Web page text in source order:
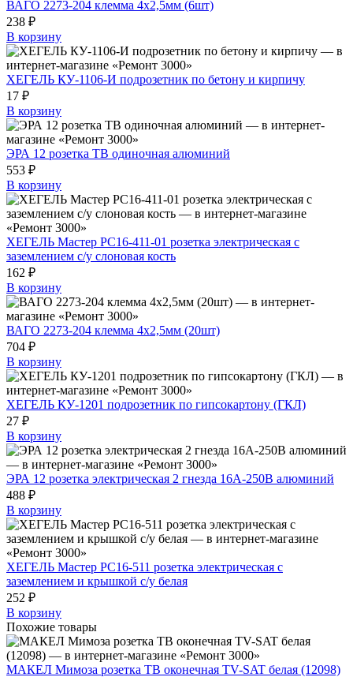
ВАГО 2273-204 клемма 4х2,5мм (6шт)
238 ₽
В корзину
ХЕГЕЛЬ КУ-1106-И подрозетник по бетону и кирпичу
17 ₽
В корзину
ЭРА 12 розетка ТВ одиночная алюминий
553 ₽
В корзину
ХЕГЕЛЬ Мастер РС16-411-01 розетка электрическая с
заземлением с/у слоновая кость
162 ₽
В корзину
ВАГО 2273-204 клемма 4х2,5мм (20шт)
704 ₽
В корзину
ХЕГЕЛЬ КУ-1201 подрозетник по гипсокартону (ГКЛ)
27 ₽
В корзину
ЭРА 12 розетка электрическая 2 гнезда 16A-250В алюминий
488 ₽
В корзину
ХЕГЕЛЬ Мастер РС16-511 розетка электрическая с
заземлением и крышкой с/у белая
252 ₽
В корзину
Похожие товары
МАКЕЛ Мимоза розетка ТВ оконечная TV-SAT белая (12098)